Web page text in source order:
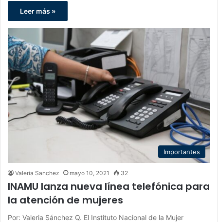
Leer más »
Importantes
Valeria Sanchez mayo 10, 2021 32
INAMU lanza nueva línea telefónica para
la atención de mujeres
Por: Valeria Sánchez Q. El Instituto Nacional de la Mujer